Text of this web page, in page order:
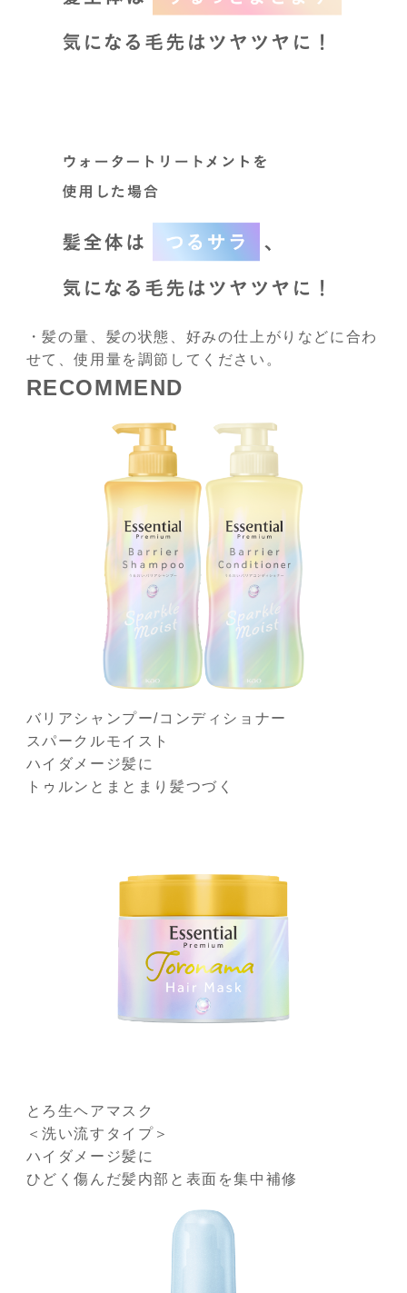
・髪の量、髪の状態、好みの仕上がりなどに合わ
せて、使用量を調節してください。
RECOMMEND
バリアシャンプー/コンディショナー
スパークルモイスト
ハイダメージ髪に
トゥルンとまとまり髪つづく
とろ生ヘアマスク
＜洗い流すタイプ＞
ハイダメージ髪に
ひどく傷んだ髪内部と表面を集中補修